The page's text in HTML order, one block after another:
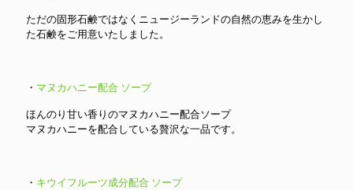
ただの固形石鹸ではなくニュージーランドの自然の恵みを生かし
た石鹸をご用意いたしました。
・ マヌカハニー配合 ソープ
ほんのり甘い香りのマヌカハニー配合ソープ
マヌカハニーを配合している贅沢な一品です。
・ キウイフルーツ成分配合 ソープ